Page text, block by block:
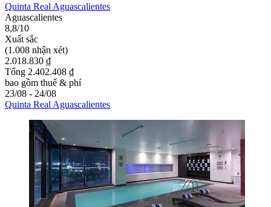
Quinta Real Aguascalientes
Aguascalientes
8,8/10
Xuất sắc
(1.008 nhận xét)
2.018.830 ₫
Tổng 2.402.408 ₫
bao gồm thuế & phí
23/08 - 24/08
Quinta Real Aguascalientes